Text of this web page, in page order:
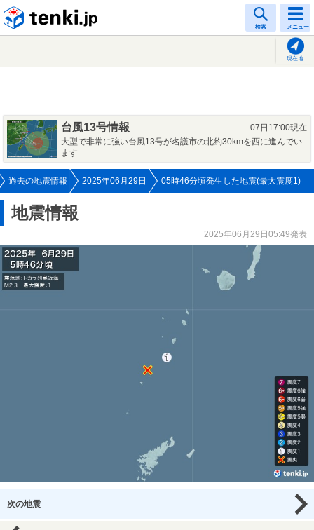
検索 メニュー
現在地
台風13号情報
07日17:00現在
大型で非常に強い台風13号が名護市の北約30kmを西に進んでい
ます
過去の地震情報 2025年06月29日 05時46分頃発生した地震(最大震度1)
地震情報
2025年06月29日05:49発表
次の地震